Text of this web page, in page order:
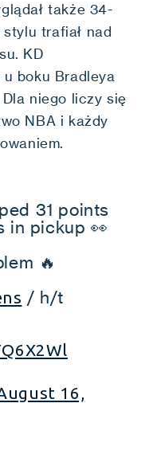
także 34-
trafiał nad
KD
boku Bradleya
niego liczy się
NBA i każdy
31 points
in pickup 👀
🔥
/ h/t
16,